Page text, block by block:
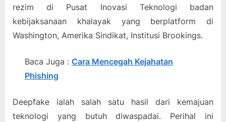
rezim di Pusat Inovasi Teknologi badan
kebijaksanaan khalayak yang berplatform di
Washington, Amerika Sindikat, Institusi Brookings.
Baca Juga : Cara Mencegah Kejahatan
Phishing
Deepfake ialah salah satu hasil dari kemajuan
teknologi yang butuh diwaspadai. Perihal ini